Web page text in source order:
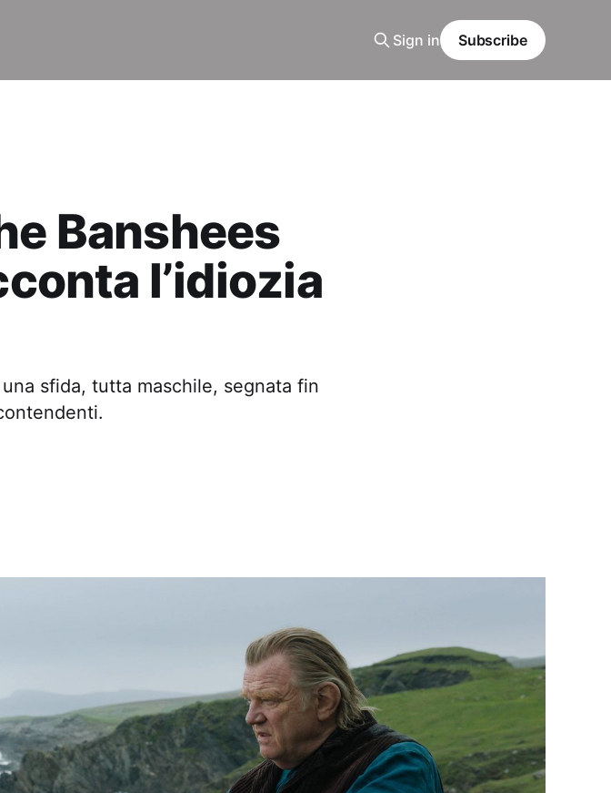
Sign in Subscribe
Banshees
l’idiozia
sfida, tutta maschile, segnata fin